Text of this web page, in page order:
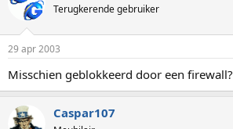
Terugkerende gebruiker
29 apr 2003
Misschien geblokkeerd door een firewall?
Caspar107